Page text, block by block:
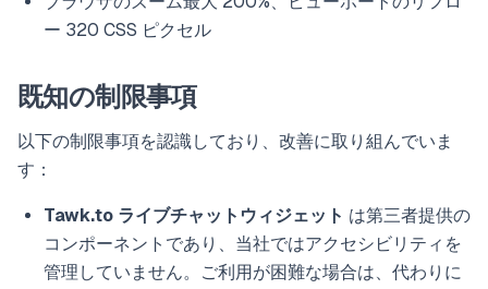
ー 320 CSS ピクセル
既知の制限事項
以下の制限事項を認識しており、改善に取り組んでいま
す：
Tawk.to ライブチャットウィジェット は第三者提供の
コンポーネントであり、当社ではアクセシビリティを
管理していません。ご利用が困難な場合は、代わりに